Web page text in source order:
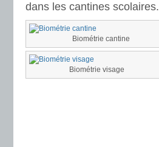
dans les cantines scolaires.
Biométrie cantine
Biométrie visage